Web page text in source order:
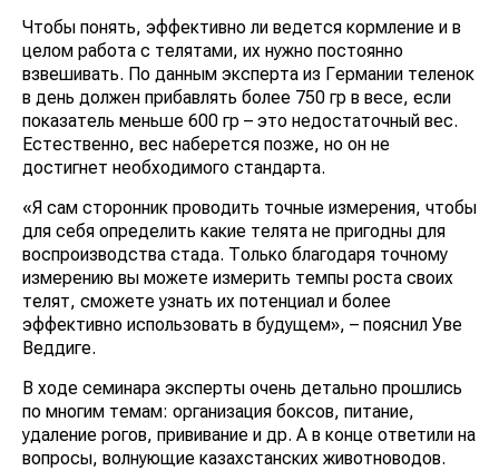
Чтобы понять, эффективно ли ведется кормление и в
целом работа с телятами, их нужно постоянно
взвешивать. По данным эксперта из Германии теленок
в день должен прибавлять более 750 гр в весе, если
показатель меньше 600 гр – это недостаточный вес.
Естественно, вес наберется позже, но он не
достигнет необходимого стандарта.
«Я сам сторонник проводить точные измерения, чтобы
для себя определить какие телята не пригодны для
воспроизводства стада. Только благодаря точному
измерению вы можете измерить темпы роста своих
телят, сможете узнать их потенциал и более
эффективно использовать в будущем», – пояснил Уве
Веддиге.
В ходе семинара эксперты очень детально прошлись
по многим темам: организация боксов, питание,
удаление рогов, прививание и др. А в конце ответили на
вопросы, волнующие казахстанских животноводов.